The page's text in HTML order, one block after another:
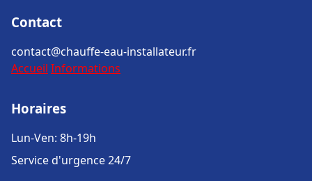
Contact
contact@chauffe-eau-installateur.fr
Accueil Informations
Horaires
Lun-Ven: 8h-19h
Service d'urgence 24/7